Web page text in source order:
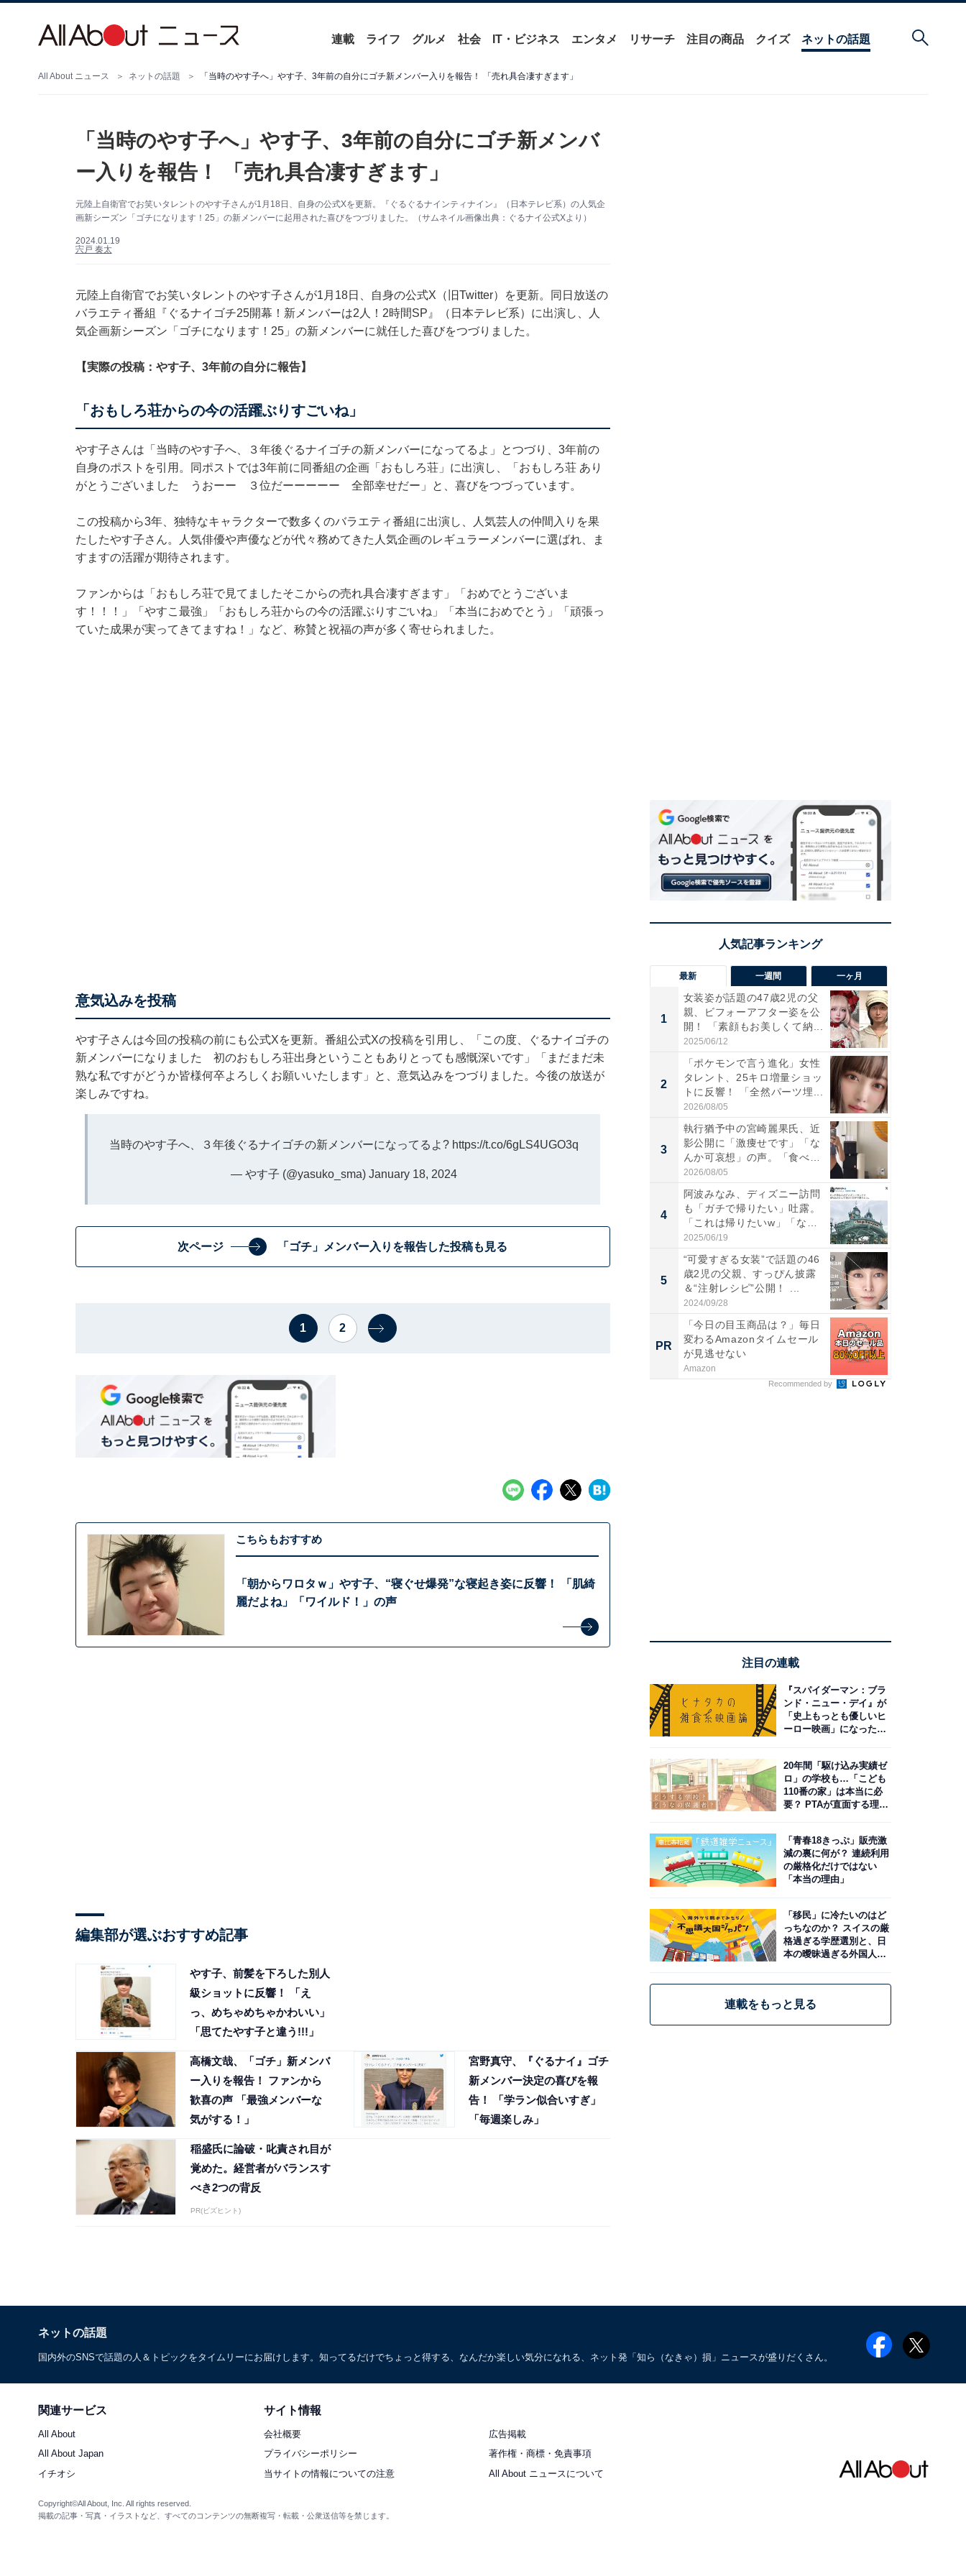
連載 ライフ グルメ 社会 IT・ビジネス エンタメ リサーチ 注目の商品 クイズ ネットの話題
All About ニュース ネットの話題 「当時のやす子へ」やす子、3年前の自分にゴチ新メンバー入りを報告！ 「売れ具合凄すぎます」
「当時のやす子へ」やす子、3年前の自分にゴチ新メンバ
ー入りを報告！ 「売れ具合凄すぎます」
元陸上自衛官でお笑いタレントのやす子さんが1月18日、自身の公式Xを更新。『ぐるぐるナインティナイン』（日本テレビ系）の人気企
画新シーズン「ゴチになります！25」の新メンバーに起用された喜びをつづりました。（サムネイル画像出典：ぐるナイ公式Xより）
2024.01.19
宍戸 奏太
元陸上自衛官でお笑いタレントのやす子さんが1月18日、自身の公式X（旧Twitter）を更新。同日放送の
バラエティ番組『ぐるナイゴチ25開幕！新メンバーは2人！2時間SP』（日本テレビ系）に出演し、人
気企画新シーズン「ゴチになります！25」の新メンバーに就任した喜びをつづりました。
【実際の投稿：やす子、3年前の自分に報告】
「おもしろ荘からの今の活躍ぶりすごいね」
やす子さんは「当時のやす子へ、３年後ぐるナイゴチの新メンバーになってるよ」とつづり、3年前の
自身のポストを引用。同ポストでは3年前に同番組の企画「おもしろ荘」に出演し、「おもしろ荘 あり
がとうございました うおーー ３位だーーーーー 全部幸せだー」と、喜びをつづっています。
この投稿から3年、独特なキャラクターで数多くのバラエティ番組に出演し、人気芸人の仲間入りを果
たしたやす子さん。人気俳優や声優などが代々務めてきた人気企画のレギュラーメンバーに選ばれ、ま
すますの活躍が期待されます。
ファンからは「おもしろ荘で見てましたそこからの売れ具合凄すぎます」「おめでとうございま
す！！！」「やすこ最強」「おもしろ荘からの今の活躍ぶりすごいね」「本当におめでとう」「頑張っ
ていた成果が実ってきてますね！」など、称賛と祝福の声が多く寄せられました。
意気込みを投稿
やす子さんは今回の投稿の前にも公式Xを更新。番組公式Xの投稿を引用し、「この度、ぐるナイゴチの
新メンバーになりました 初のおもしろ荘出身ということもありとっても感慨深いです」「まだまだ未
熟な私ですがどうか皆様何卒よろしくお願いいたします」と、意気込みをつづりました。今後の放送が
楽しみですね。
当時のやす子へ、３年後ぐるナイゴチの新メンバーになってるよ? https://t.co/6gLS4UGO3q
— やす子 (@yasuko_sma) January 18, 2024
次ページ 「ゴチ」メンバー入りを報告した投稿も見る
1 2
こちらもおすすめ
「朝からワロタｗ」やす子、“寝ぐせ爆発”な寝起き姿に反響！ 「肌綺
麗だよね」「ワイルド！」の声
編集部が選ぶおすすめ記事
やす子、前髪を下ろした別人
級ショットに反響！ 「え
っ、めちゃめちゃかわいい」
「思てたやす子と違う!!!」
高橋文哉、「ゴチ」新メンバ
ー入りを報告！ ファンから
歓喜の声 「最強メンバーな
気がする！」
宮野真守、『ぐるナイ』ゴチ
新メンバー決定の喜びを報
告！ 「学ラン似合いすぎ」
「毎週楽しみ」
稲盛氏に論破・叱責され目が
覚めた。経営者がバランスす
べき2つの背反
PR(ビズヒント)
最新 一週間 一ヶ月
1
女装姿が話題の47歳2児の父
親、ビフォーアフター姿を公
開！ 「素顔もお美しくて納...
2025/06/12
2
「ポケモンで言う進化」女性
タレント、25キロ増量ショッ
トに反響！ 「全然パーツ埋...
2026/08/05
3
執行猶予中の宮崎麗果氏、近
影公開に「激痩せです」「な
んか可哀想」の声。「食べら
れ...
2026/08/05
4
阿波みなみ、ディズニー訪問
も「ガチで帰りたい」吐露。
「これは帰りたいw」「なん
ち...
2025/06/19
5
“可愛すぎる女装”で話題の46
歳2児の父親、すっぴん披露
＆“注射レシピ”公開！ ...
2024/09/28
PR
「今日の目玉商品は？」毎日
変わるAmazonタイムセール
が見逃せない
Amazon
Recommended by
注目の連載
『スパイダーマン：ブラ
ンド・ニュー・デイ』が
「史上もっとも優しいヒ
ーロー映画」になった理
20年間「駆け込み実績ゼ
ロ」の学校も…「こども
110番の家」は本当に必
要？ PTAが直面する理想
「青春18きっぷ」販売激
減の裏に何が？ 連続利用
の厳格化だけではない
「本当の理由」
「移民」に冷たいのはど
っちなのか？ スイスの厳
格過ぎる学歴選別と、日
本の曖昧過ぎる外国人政
連載をもっと見る
ネットの話題
国内外のSNSで話題の人＆トピックをタイムリーにお届けします。知ってるだけでちょっと得する、なんだか楽しい気分になれる、ネット発「知ら（なきゃ）損」ニュースが盛りだくさん。
関連サービス
All About
All About Japan
イチオシ
サイト情報
会社概要
広告掲載
プライバシーポリシー
著作権・商標・免責事項
当サイトの情報についての注意
All About ニュースについて
Copyright©All About, Inc. All rights reserved.
掲載の記事・写真・イラストなど、すべてのコンテンツの無断複写・転載・公衆送信等を禁じます。